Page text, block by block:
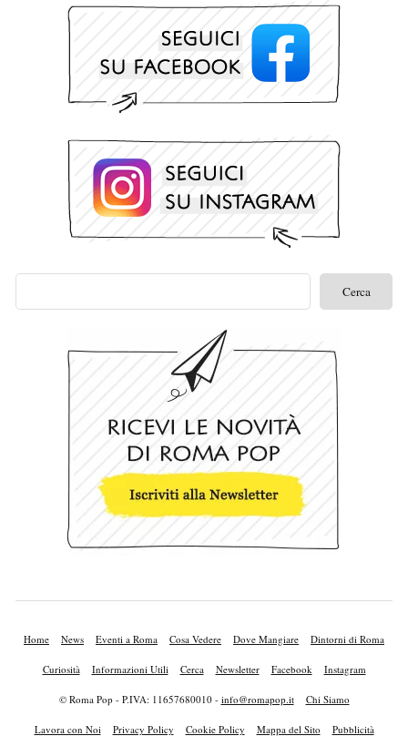
Home News Eventi a Roma Cosa Vedere Dove Mangiare Dintorni di Roma
Curiosità Informazioni Utili Cerca Newsletter Facebook Instagram
© Roma Pop - P.IVA: 11657680010 - info@romapop.it Chi Siamo
Lavora con Noi Privacy Policy Cookie Policy Mappa del Sito Pubblicità